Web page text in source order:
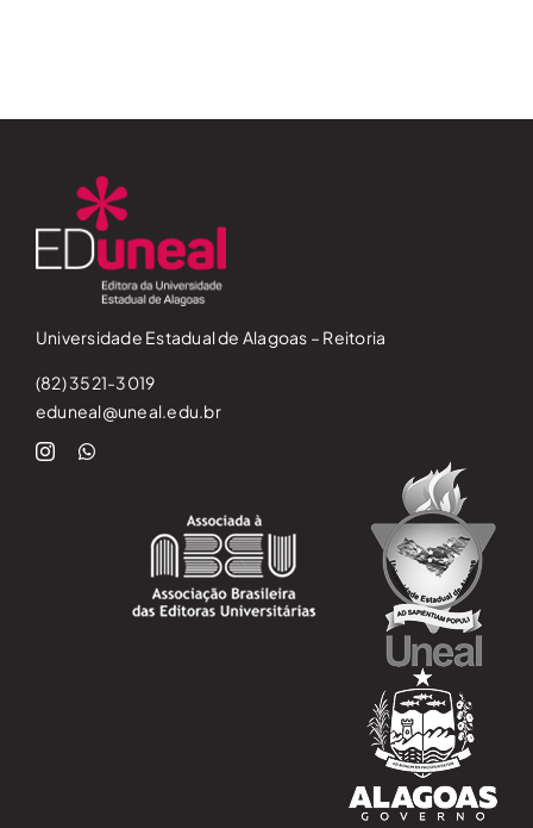
Universidade Estadual de Alagoas – Reitoria
(82) 3521-3019
eduneal@uneal.edu.br